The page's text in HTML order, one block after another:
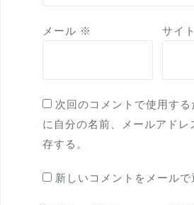
メール ※ サイト
次回のコメントで使用す
に自分の名前、メールアドレ
存する。
新しいコメントをメールで